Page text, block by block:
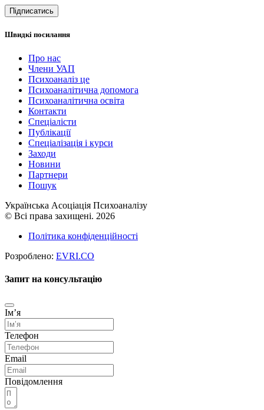
Підписатись
Швидкі посилання
Про нас
Члени УАП
Психоаналіз це
Психоаналітична допомога
Психоаналітична освіта
Контакти
Спеціалісти
Публікації
Cпеціалізація і курси
Заходи
Новини
Партнери
Пошук
Українська Асоціація Психоаналізу
© Всі права захищені. 2026
Політика конфіденційності
Розроблено: EVRI.CO
Запит на консультацію
Імʼя
Телефон
Email
Повідомлення